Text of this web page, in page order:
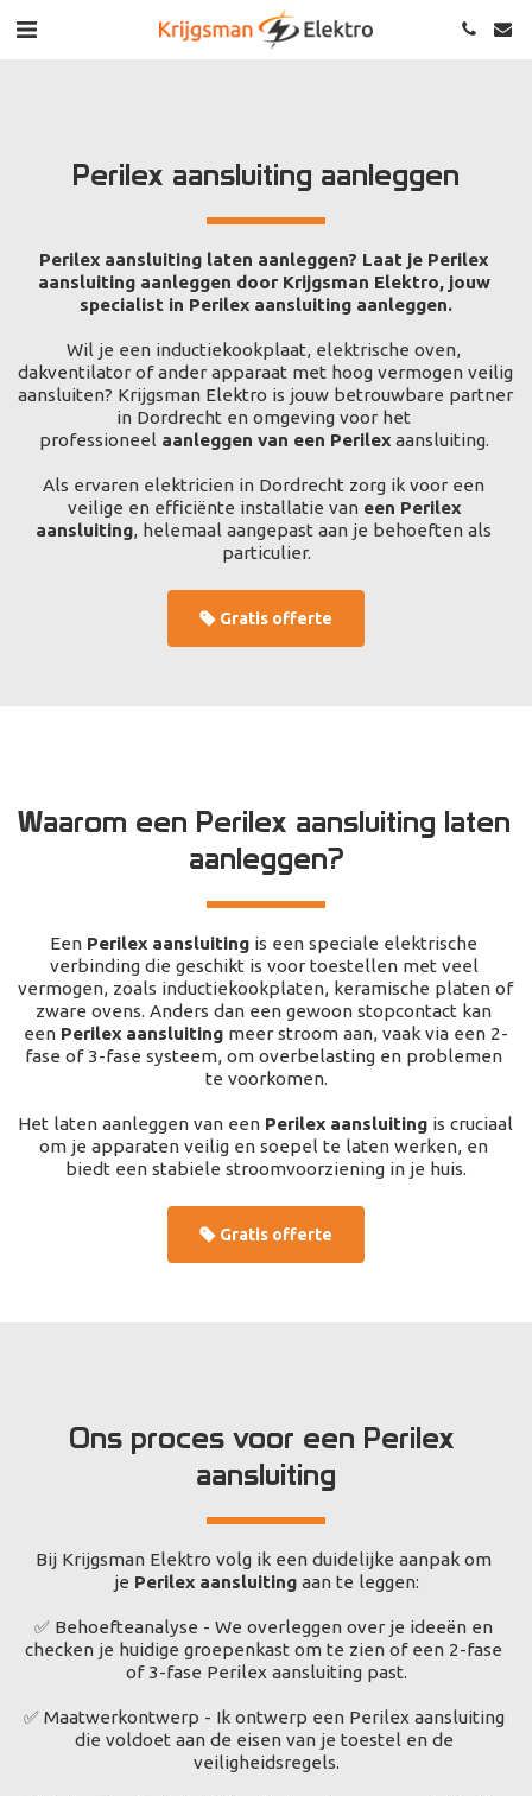
Perilex aansluiting aanleggen
Perilex aansluiting laten aanleggen? Laat je Perilex
aansluiting aanleggen door Krijgsman Elektro, jouw
specialist in Perilex aansluiting aanleggen.
Wil je een inductiekookplaat, elektrische oven,
dakventilator of ander apparaat met hoog vermogen veilig
aansluiten? Krijgsman Elektro is jouw betrouwbare partner
in Dordrecht en omgeving voor het
professioneel aanleggen van een Perilex aansluiting.
Als ervaren elektricien in Dordrecht zorg ik voor een
veilige en efficiënte installatie van een Perilex
aansluiting, helemaal aangepast aan je behoeften als
particulier.
Gratis offerte
Waarom een Perilex aansluiting laten
aanleggen?
Een Perilex aansluiting is een speciale elektrische
verbinding die geschikt is voor toestellen met veel
vermogen, zoals inductiekookplaten, keramische platen of
zware ovens. Anders dan een gewoon stopcontact kan
een Perilex aansluiting meer stroom aan, vaak via een 2-
fase of 3-fase systeem, om overbelasting en problemen
te voorkomen.
Het laten aanleggen van een Perilex aansluiting is cruciaal
om je apparaten veilig en soepel te laten werken, en
biedt een stabiele stroomvoorziening in je huis.
Gratis offerte
Ons proces voor een Perilex
aansluiting
Bij Krijgsman Elektro volg ik een duidelijke aanpak om
je Perilex aansluiting aan te leggen:
✅ Behoefteanalyse - We overleggen over je ideeën en
checken je huidige groepenkast om te zien of een 2-fase
of 3-fase Perilex aansluiting past.
✅ Maatwerkontwerp - Ik ontwerp een Perilex aansluiting
die voldoet aan de eisen van je toestel en de
veiligheidsregels.